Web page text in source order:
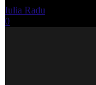
Iulia Radu
0